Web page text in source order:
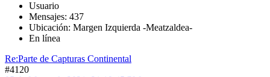
Usuario
Mensajes: 437
Ubicación: Margen Izquierda -Meatzaldea-
En línea
Re:Parte de Capturas Continental
#4120